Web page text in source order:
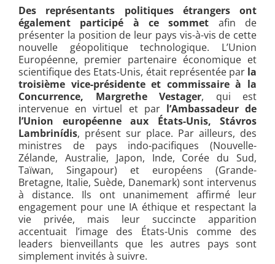
Des représentants politiques étrangers ont
également participé à ce sommet afin de
présenter la position de leur pays vis-à-vis de cette
nouvelle géopolitique technologique. L’Union
Européenne, premier partenaire économique et
scientifique des Etats-Unis, était représentée parla
troisième vice-présidente et commissaire à la
Concurrence, Margrethe Vestager, qui est
intervenue en virtuel et par l’Ambassadeur de
l’Union européenne aux États-Unis, Stávros
Lambrinídis, présent sur place. Par ailleurs, des
ministres de pays indo-pacifiques (Nouvelle-
Zélande, Australie, Japon, Inde, Corée du Sud,
Taïwan, Singapour) et européens (Grande-
Bretagne, Italie, Suède, Danemark) sont intervenus
à distance. Ils ont unanimement affirmé leur
engagement pour une IA éthique et respectant la
vie privée, mais leur succincte apparition
accentuait l’image des États-Unis comme des
leaders bienveillants que les autres pays sont
simplement invités à suivre.